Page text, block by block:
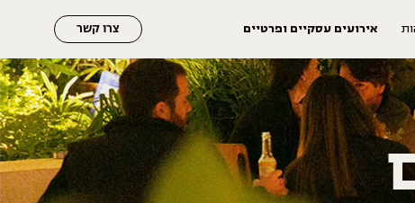
אירועים עסקיים ופרטיים צרו קשר